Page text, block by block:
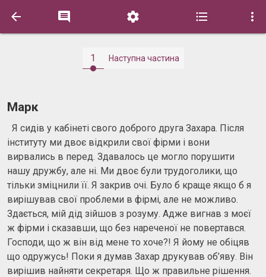
    
1 Наступна частина
Марк
Я сидів у кабінеті свого доброго друга Захара. Після
інституту ми двоє відкрили свої фірми і вони
вирвались в перед. Здавалось це могло порушити
нашу дружбу, але ні. Ми двоє були трудоголики, що
тільки зміцнили її. Я закрив очі. Було б краще якщо б я
вирішував свої проблеми в фірмі, але не можливо.
Здається, мій дід зійшов з розуму. Адже вигнав з моєї
ж фірми і сказавши, що без нареченої не повертався.
Господи, що ж він від мене то хоче?! Я йому не обіцяв
що одружусь! Поки я думав Захар друкував об’яву. Він
вирішив найняти секретаря. Що ж правильне рішення.